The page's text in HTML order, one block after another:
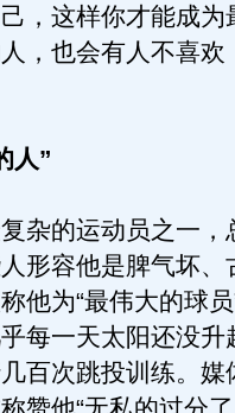
，这样你才能成为
，也会有人不喜欢
人”
的运动员之一，
形容他是脾气坏、
他为“最伟大的球
每一天太阳还没升
百次跳投训练。媒